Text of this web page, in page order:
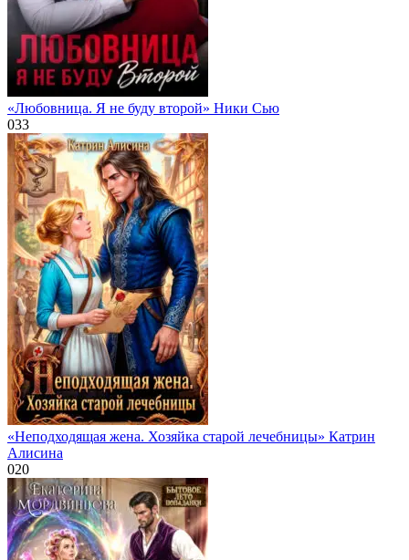
«Любовница. Я не буду второй» Ники Сью
033
«Неподходящая жена. Хозяйка старой лечебницы» Катрин
Алисина
020